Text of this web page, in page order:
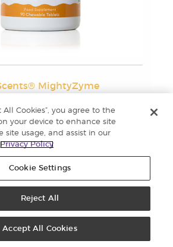
MightyZyme
Află mai multe
despre
All Cookies”, you agree to the
your device to enhance site
site usage, and assist in our
Privacy Policy
Cookie Settings
Reject All
Accept All Cookies